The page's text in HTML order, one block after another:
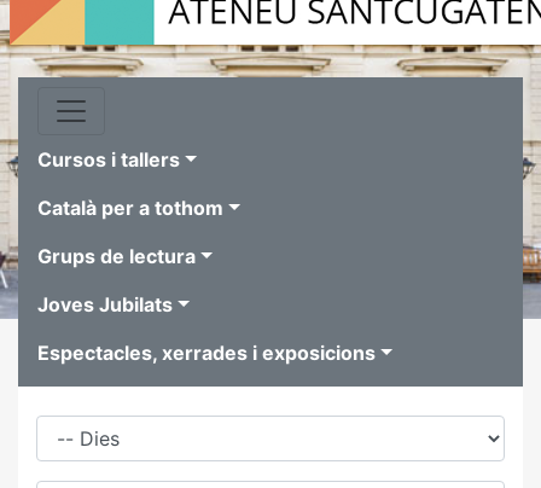
Cursos i tallers
Català per a tothom
Grups de lectura
Joves Jubilats
Espectacles, xerrades i exposicions
Dies